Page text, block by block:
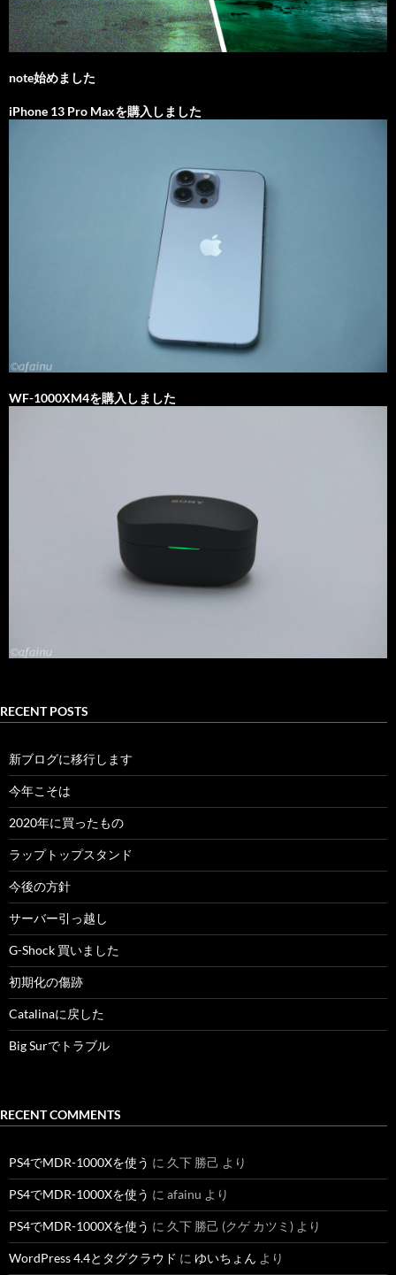
note始めました
iPhone 13 Pro Maxを購入しました
WF-1000XM4を購入しました
RECENT POSTS
新ブログに移行します
今年こそは
2020年に買ったもの
ラップトップスタンド
今後の方針
サーバー引っ越し
G-Shock 買いました
初期化の傷跡
Catalinaに戻した
Big Surでトラブル
RECENT COMMENTS
PS4でMDR-1000Xを使う に 久下 勝己 より
PS4でMDR-1000Xを使う に afainu より
PS4でMDR-1000Xを使う に 久下 勝己 (クゲ カツミ) より
WordPress 4.4とタグクラウド に ゆいちょん より